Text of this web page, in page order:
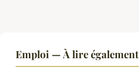
Emploi — À lire également